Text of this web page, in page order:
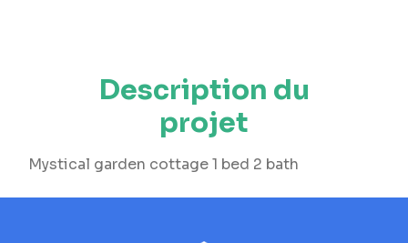
Description du
projet
Mystical garden cottage 1 bed 2 bath